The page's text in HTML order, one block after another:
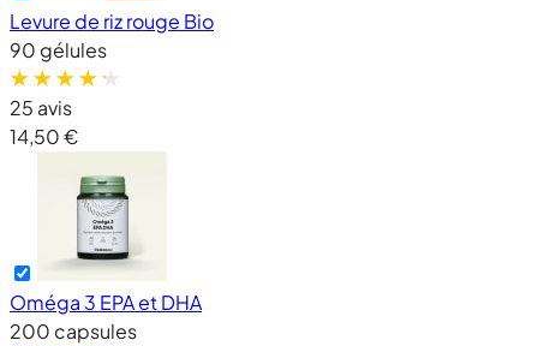
Levure de riz rouge Bio
90 gélules
25 avis
14,50 €
Oméga 3 EPA et DHA
200 capsules